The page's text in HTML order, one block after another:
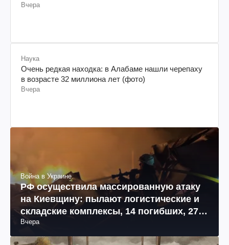
Вчера
Наука
Очень редкая находка: в Алабаме нашли черепаху
в возрасте 32 миллиона лет (фото)
Вчера
Война в Украине
РФ осуществила массированную атаку
на Киевщину: пылают логистические и
складские комплексы, 14 погибших, 27
раненых (фото, видео)
Вчера